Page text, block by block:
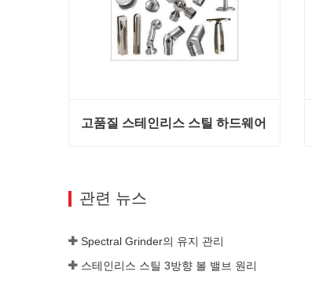
고품질 스테인리스 스틸 하드웨어
관련 뉴스
Spectral Grinder의 유지 관리
스테인리스 스틸 3방향 볼 밸브 원리